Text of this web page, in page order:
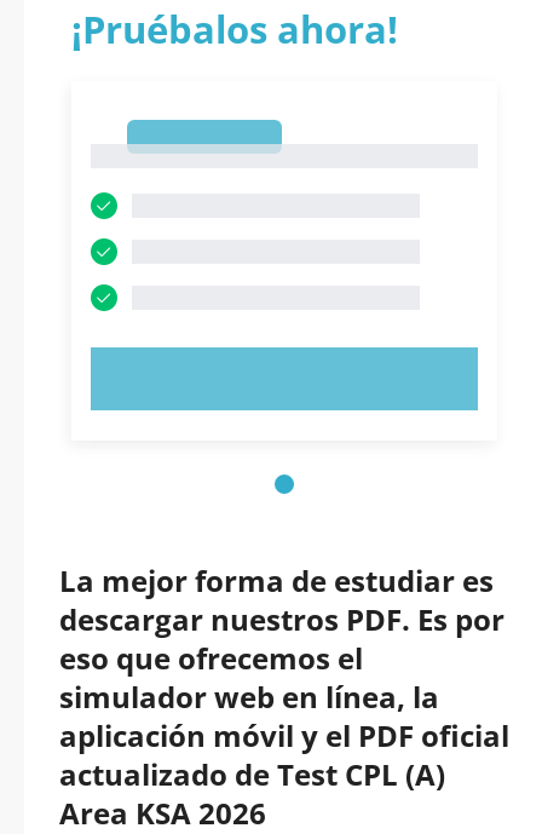
¡Pruébalos ahora!
La mejor forma de estudiar es
descargar nuestros PDF. Es por
eso que ofrecemos el
simulador web en línea, la
aplicación móvil y el PDF oficial
actualizado de Test CPL (A)
Area KSA 2026